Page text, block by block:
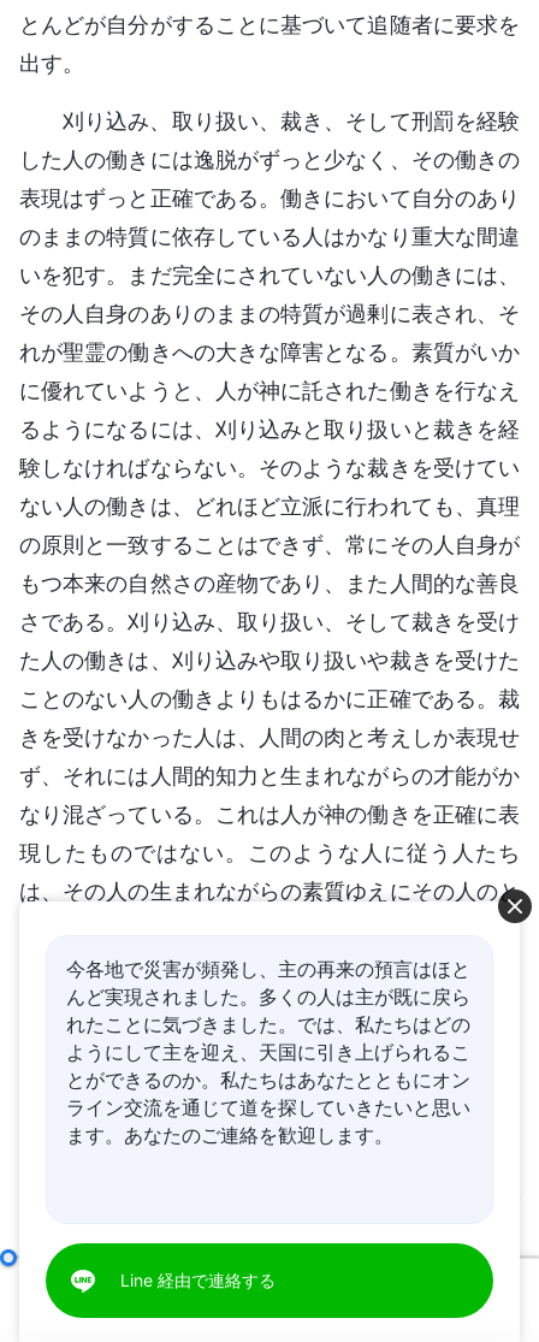
とんどが自分がすることに基づいて追随者に要求を
出す。
刈り込み、取り扱い、裁き、そして刑罰を経験
した人の働きには逸脱がずっと少なく、その働きの
表現はずっと正確である。働きにおいて自分のあり
のままの特質に依存している人はかなり重大な間違
いを犯す。まだ完全にされていない人の働きには、
その人自身のありのままの特質が過剰に表され、そ
れが聖霊の働きへの大きな障害となる。素質がいか
に優れていようと、人が神に託された働きを行なえ
るようになるには、刈り込みと取り扱いと裁きを経
験しなければならない。そのような裁きを受けてい
ない人の働きは、どれほど立派に行われても、真理
の原則と一致することはできず、常にその人自身が
もつ本来の自然さの産物であり、また人間的な善良
さである。刈り込み、取り扱い、そして裁きを受け
た人の働きは、刈り込みや取り扱いや裁きを受けた
ことのない人の働きよりもはるかに正確である。裁
きを受けなかった人は、人間の肉と考えしか表現せ
ず、それには人間的知力と生まれながらの才能がか
なり混ざっている。これは人が神の働きを正確に表
現したものではない。このような人に従う人たち
は、その人の生まれながらの素質ゆえにその人のと
ころに来る。その人は人間の見識や経験を過剰に表
し、しかもそれは神の本来の意図とはほとんど切り
離され、あまりにも逸脱しているので、この種の人
の働きでは人々を神の前に連れてくることはでき
ず、むしろ人間の前に連れてきてしまう。そのた
め、裁きや刑罰を受けていない人には神に託された
き、真理へのさらなる入りを与える。このような人
の行う働きは人々を神の前に連れてくることができ
る。そのうえ、その働きは一人ずつ異なることがあ
今各地で災害が頻発し、主の再来の預言はほと
んど実現されました。多くの人は主が既に戻ら
れたことに気づきました。では、私たちはどの
ようにして主を迎え、天国に引き上げられるこ
とができるのか。私たちはあなたとともにオン
ライン交流を通じて道を探していきたいと思い
ます。あなたのご連絡を歓迎します。
Line 経由で連絡する
神の働きと人の働き（前半）